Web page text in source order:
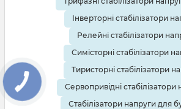
Інверторні стабілізатори
Релейні стабілізатори
Симісторні стабілізатори
Тиристорні стабілізатори
Сервопривідні стабілізатори
Стабілізатори напруги для